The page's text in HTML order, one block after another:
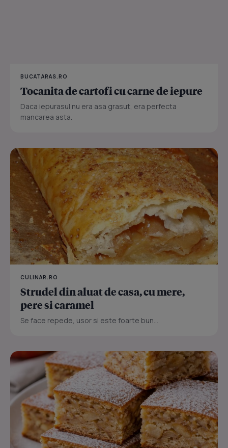
BUCATARAS.RO
Tocanita de cartofi cu carne de iepure
Daca iepurasul nu era asa grasut, era perfecta
mancarea asta.
CULINAR.RO
Strudel din aluat de casa, cu mere,
pere si caramel
Se face repede, usor si este foarte bun...